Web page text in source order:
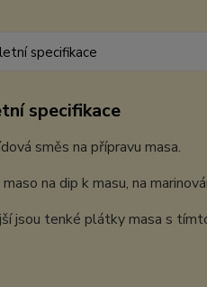
specifikace
specifikace
směs na přípravu masa.
na dip k masu, na
jsou tenké plátky masa s